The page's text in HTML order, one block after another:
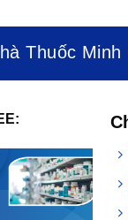
Thuốc Minh